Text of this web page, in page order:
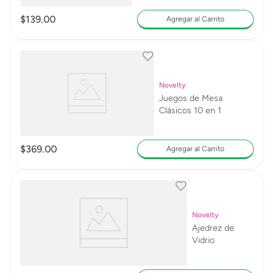
$139.00 Agregar al Carrito
Novelty
Juegos de Mesa
Clásicos 10 en 1
$369.00 Agregar al Carrito
Novelty
Ajedrez de
Vidrio